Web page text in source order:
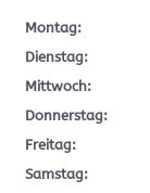
Montag:
Dienstag:
Mittwoch:
Donnerstag:
Freitag:
Samstag: